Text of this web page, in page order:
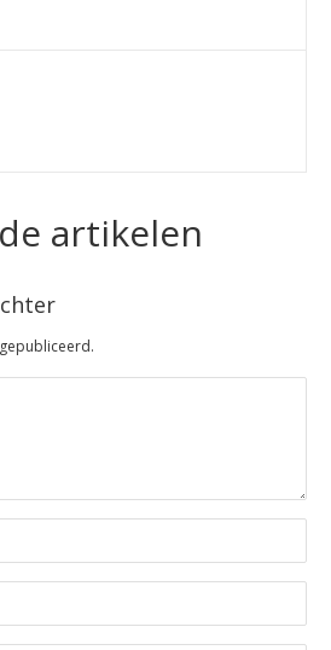
artikelen